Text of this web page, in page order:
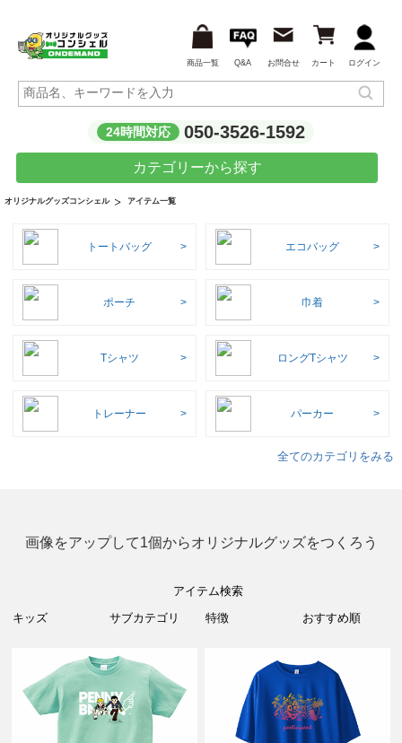
商品一覧 Q&A お問合せ カート ログイン
24時間対応 050-3526-1592
カテゴリーから探す
オリジナルグッズコンシェル アイテム一覧
トートバッグ エコバッグ
ポーチ 巾着
Tシャツ ロングTシャツ
トレーナー パーカー
全てのカテゴリをみる
画像をアップして1個からオリジナルグッズをつくろう
アイテム検索